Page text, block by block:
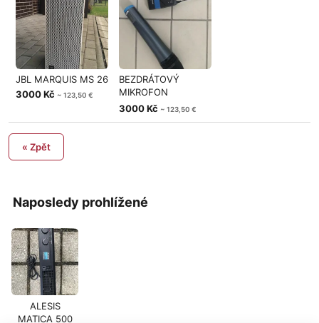
Naposledy prohlížené
ALESIS
MATICA 500
JBL MARQUIS MS 26
3000 Kč ~ 123,50 €
BEZDRÁTOVÝ
MIKROFON
SENHEISER
3000 Kč ~ 123,50 €
« Zpět